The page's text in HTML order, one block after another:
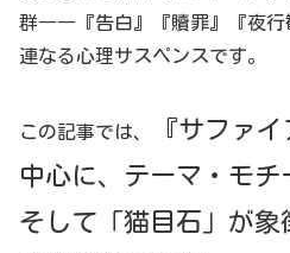
群――『告白』『贖罪』『夜
連なる心理サスペンスです。
この記事では、
『サファ
中心に、テーマ・モチ
そして「猫目石」が象